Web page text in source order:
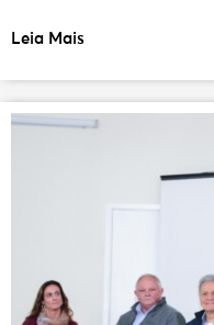
Leia Mais